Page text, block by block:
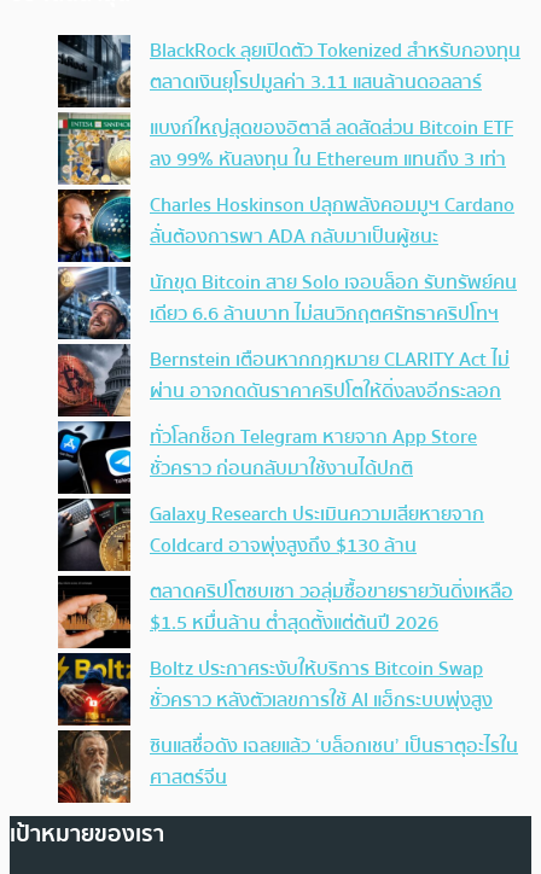
BlackRock ลุยเปิดตัว Tokenized สำหรับกองทุน
ตลาดเงินยุโรปมูลค่า 3.11 แสนล้านดอลลาร์
แบงก์ใหญ่สุดของอิตาลี ลดสัดส่วน Bitcoin ETF
ลง 99% หันลงทุน ใน Ethereum แทนถึง 3 เท่า
Charles Hoskinson ปลุกพลังคอมมูฯ Cardano
ลั่นต้องการพา ADA กลับมาเป็นผู้ชนะ
นักขุด Bitcoin สาย Solo เจอบล็อก รับทรัพย์คน
เดียว 6.6 ล้านบาท ไม่สนวิกฤตศรัทธาคริปโทฯ
Bernstein เตือนหากกฎหมาย CLARITY Act ไม่
ผ่าน อาจกดดันราคาคริปโตให้ดิ่งลงอีกระลอก
ทั่วโลกช็อก Telegram หายจาก App Store
ชั่วคราว ก่อนกลับมาใช้งานได้ปกติ
Galaxy Research ประเมินความเสียหายจาก
Coldcard อาจพุ่งสูงถึง $130 ล้าน
ตลาดคริปโตซบเซา วอลุ่มซื้อขายรายวันดิ่งเหลือ
$1.5 หมื่นล้าน ต่ำสุดตั้งแต่ต้นปี 2026
Boltz ประกาศระงับให้บริการ Bitcoin Swap
ชั่วคราว หลังตัวเลขการใช้ AI แฮ็กระบบพุ่งสูง
ซินแสชื่อดัง เฉลยแล้ว ‘บล็อกเชน’ เป็นธาตุอะไรใน
ศาสตร์จีน
เป้าหมายของเรา